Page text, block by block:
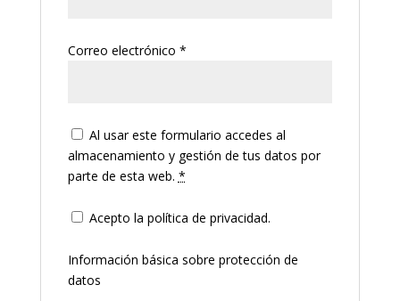
Correo electrónico *
Al usar este formulario accedes al
almacenamiento y gestión de tus datos por
parte de esta web. *
Acepto la política de privacidad.
Información básica sobre protección de
datos